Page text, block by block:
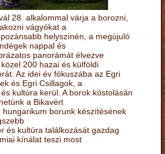
28. alkalommal várja a borozni,
vágyókat a
helyszínén, a megújuló
nappal és
panorámát élvezve
200 hazai és külföldi
Az idei év fókuszába az Egri
és Egri Csillagok, a
kultúra kerül. A borok kóstolásán
a Bikavért
hungarikum borunk készítésének
és kultúra találkozását gazdag
kínálat teszi most